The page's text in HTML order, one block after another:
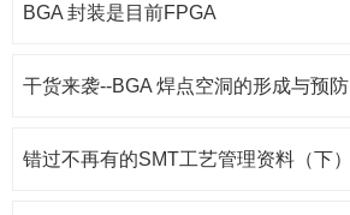
BGA 封装是目前FPGA
干货来袭--BGA 焊点空洞的形成与预防
错过不再有的SMT工艺管理资料（下）